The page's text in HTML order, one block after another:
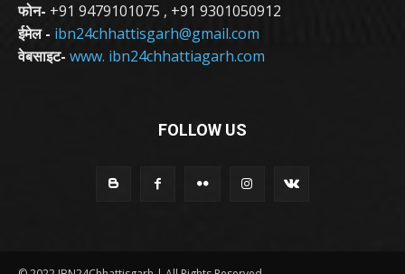
फोन- +91 9479101075 , +91 9301050912
ईमेल - ibn24chhattisgarh@gmail.com
वेबसाइट- www. ibn24chhattiagarh.com
FOLLOW US